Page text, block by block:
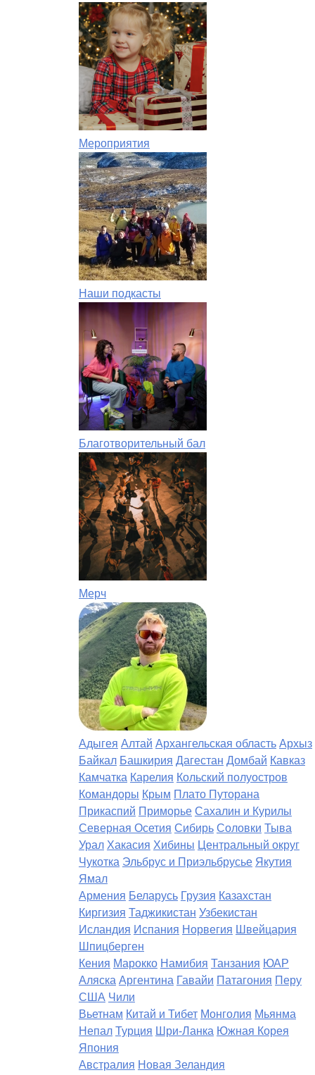
Мероприятия
Наши подкасты
Благотворительный бал
Мерч
Адыгея Алтай Архангельская область Архыз
Байкал Башкирия Дагестан Домбай Кавказ
Камчатка Карелия Кольский полуостров
Командоры Крым Плато Путорана
Прикаспий Приморье Сахалин и Курилы
Северная Осетия Сибирь Соловки Тыва
Урал Хакасия Хибины Центральный округ
Чукотка Эльбрус и Приэльбрусье Якутия
Ямал
Армения Беларусь Грузия Казахстан
Киргизия Таджикистан Узбекистан
Исландия Испания Норвегия Швейцария
Шпицберген
Кения Марокко Намибия Танзания ЮАР
Аляска Аргентина Гавайи Патагония Перу
США Чили
Вьетнам Китай и Тибет Монголия Мьянма
Непал Турция Шри-Ланка Южная Корея
Япония
Австралия Новая Зеландия